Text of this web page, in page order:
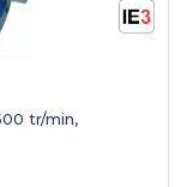
tr/min,